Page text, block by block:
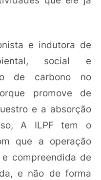
e indutora de
social e
de carbono no
promove de
e a absorção
A ILPF tem o
que a operação
compreendida de
e não de forma